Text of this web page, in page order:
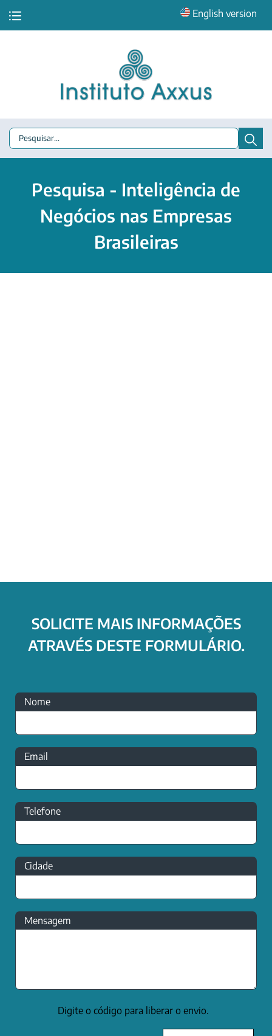
English version
Pesquisa - Inteligência de
Negócios nas Empresas
Brasileiras
SOLICITE MAIS INFORMAÇÕES
ATRAVÉS DESTE FORMULÁRIO.
Nome
Email
Telefone
Cidade
Mensagem
Digite o código para liberar o envio.